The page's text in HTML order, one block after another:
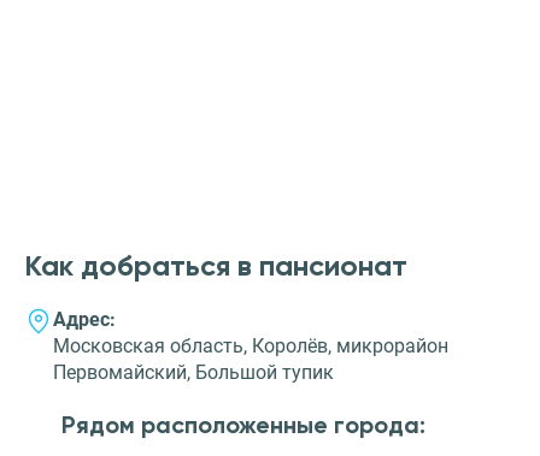
Как добраться в пансионат
Адрес:
Московская область, Королёв, микрорайон
Первомайский, Большой тупик
Рядом расположенные города: